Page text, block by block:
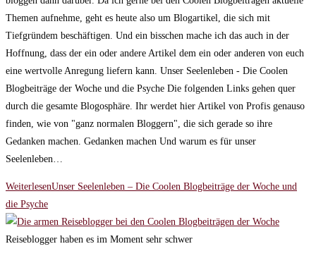
Themen aufnehme, geht es heute also um Blogartikel, die sich mit
Tiefgründem beschäftigen. Und ein bisschen mache ich das auch in der
Hoffnung, dass der ein oder andere Artikel dem ein oder anderen von euch
eine wertvolle Anregung liefern kann. Unser Seelenleben - Die Coolen
Blogbeiträge der Woche und die Psyche Die folgenden Links gehen quer
durch die gesamte Blogosphäre. Ihr werdet hier Artikel von Profis genauso
finden, wie von "ganz normalen Bloggern", die sich gerade so ihre
Gedanken machen. Gedanken machen Und warum es für unser
Seelenleben…
WeiterlesenUnser Seelenleben – Die Coolen Blogbeiträge der Woche und
die Psyche
Reiseblogger haben es im Moment sehr schwer